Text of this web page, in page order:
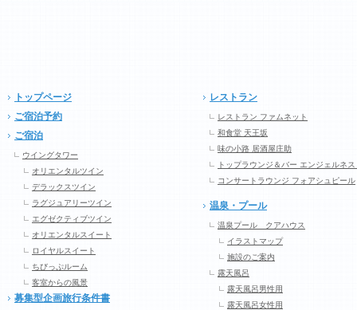
トップページ
ご宿泊予約
ご宿泊
ウイングタワー
オリエンタルツイン
デラックスツイン
ラグジュアリーツイン
エグゼクティブツイン
オリエンタルスイート
ロイヤルスイート
ちびっぷルーム
客室からの風景
募集型企画旅行条件書
レストラン
レストラン ファムネット
和食堂 天王坂
味の小路 居酒屋庄助
トップラウンジ＆バー エンジェルネス
コンサートラウンジ フォアシュピール
温泉・プール
温泉プール クアハウス
イラストマップ
施設のご案内
露天風呂
露天風呂男性用
露天風呂女性用